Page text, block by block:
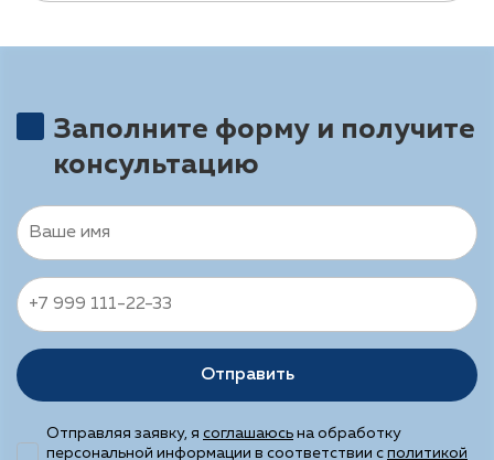
Заполните форму и получите
консультацию
Отправить
Отправляя заявку, я соглашаюсь на обработку
персональной информации в соответствии с политикой